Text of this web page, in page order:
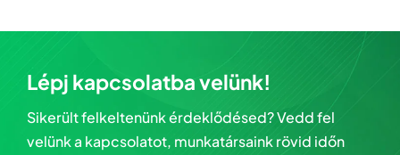
Lépj kapcsolatba velünk!
Sikerült felkeltenünk érdeklődésed? Vedd fel
velünk a kapcsolatot, munkatársaink rövid időn